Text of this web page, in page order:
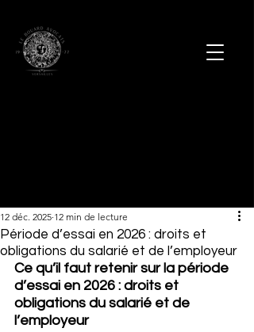
Période d’essai en 2026 : droits et
obligations du salarié et de l’employeur
12 déc. 2025 12 min de lecture
Ce qu’il faut retenir sur la période
d’essai en 2026 : droits et
obligations du salarié et de
l’employeur